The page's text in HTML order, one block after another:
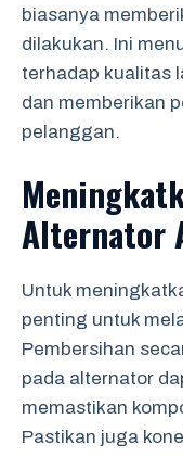
biasanya
dilakukan. Ini
terhadap kualitas
dan memberikan
pelanggan.
Alternator
Untuk
penting untuk
Pembersihan
pada alternator
memastikan
Pastikan juga